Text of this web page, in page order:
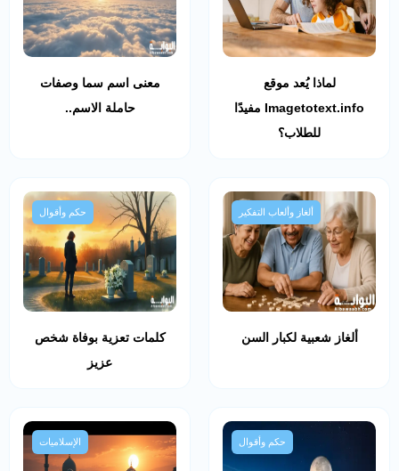
لماذا يُعد موقع
Imagetotext.info مفيدًا
للطلاب؟
معنى اسم سما وصفات
حاملة الاسم..
ألغاز وألعاب التفكير
ألغاز شعبية لكبار السن
حكم وأقوال
كلمات تعزية بوفاة شخص
عزيز
حكم وأقوال الإسلاميات